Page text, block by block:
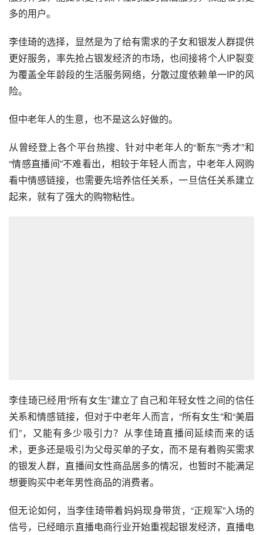
多的用户。
李佳琦的选择，显然是为了给有需求的子女和银发人群提供
更好服务，率先抢占银发经济的市场，也间接将个人IP裂变
为覆盖全年龄段的生活服务网络，分散过度依赖单一IP的风
险。
但中老年人的生意，也不是这么好做的。
从曾经登上各个平台热搜、针对中老年人的“靳东”“秀才”和
“情感直播间”不难看出，相较于年轻人而言，中老年人网购
看中情感链接，也需要先培养信任关系，一旦信任关系建立
起来，就有了强大的购物粘性。
李佳琦已经用“所有女生”建立了自己和年轻女性之间的信任
关系和情感链接，但对于中老年人而言，“所有女生”和“美眉
们”，又能有多少吸引力？从李佳琦直播间延续而来的话
术，更多还是吸引为父母买单的子女，而不是有着购买需求
的银发人群，直播间女性商品居多的情况，也暂时不能满足
想要购买中老年男性商品的消费者。
但无论如何，当李佳琦带着妈妈现身带货，“正规军”入场的
信号，已经暗示直播电商行业开始重视起银发经济，直播电